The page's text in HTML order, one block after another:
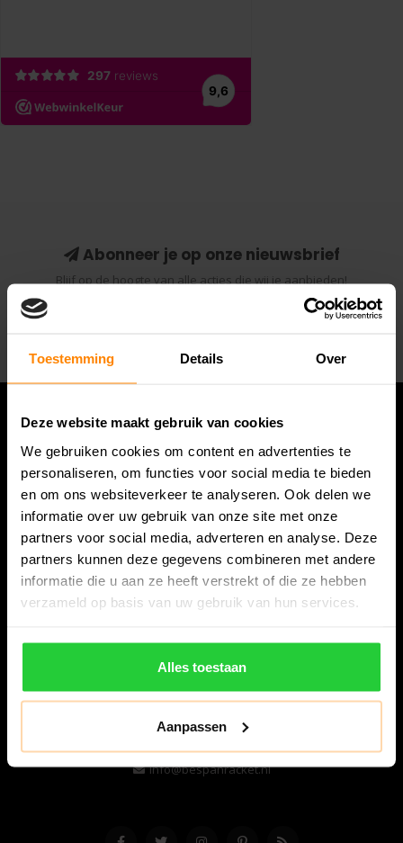
Toestemming Details Over
Deze website maakt gebruik van cookies
We gebruiken cookies om content en advertenties te
personaliseren, om functies voor social media te bieden
en om ons websiteverkeer te analyseren. Ook delen we
informatie over uw gebruik van onze site met onze
partners voor social media, adverteren en analyse. Deze
partners kunnen deze gegevens combineren met andere
informatie die u aan ze heeft verstrekt of die ze hebben
verzameld op basis van uw gebruik van hun services.
Alles toestaan
Aanpassen
Abonneer je op onze nieuwsbrief
Blijf op de hoogte van alle acties die wij je aanbieden!
Abonneer
Bespanracket.nl is dé racketspecialist van Lelystad en
omstreken.
Snijdersstraat 6
8224 AA Lelystad
Nederland
06-57276080
info@bespanracket.nl